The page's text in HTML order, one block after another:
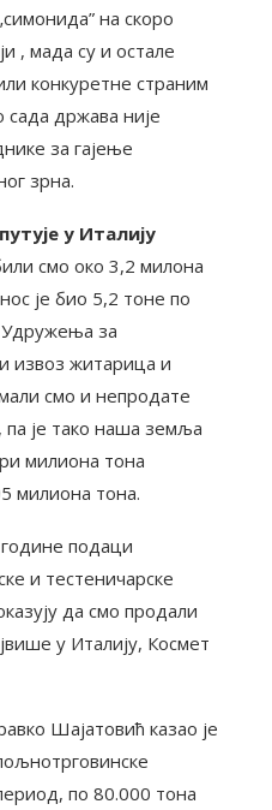
на скоро
, мада су и остале
конкуретне страним
сада држава није
за гајење
зрна.
у Италију
смо око 3,2 милона
је био 5,2 тоне по
за
извоз житарица и
смо и непродате
је тако наша земља
милиона тона
милиона тона.
подаци
и тестеничарске
да смо продали
у Италију, Космет
Шајатовић казао је
по 80.000 тона